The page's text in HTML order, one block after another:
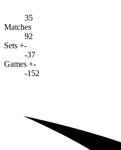
35
Matches
92
Sets +-
-37
Games +-
-152